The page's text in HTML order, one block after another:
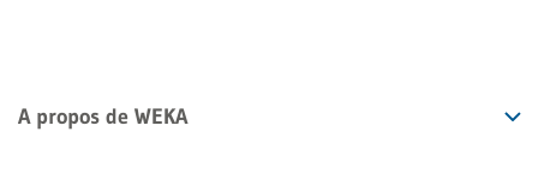
A propos de WEKA